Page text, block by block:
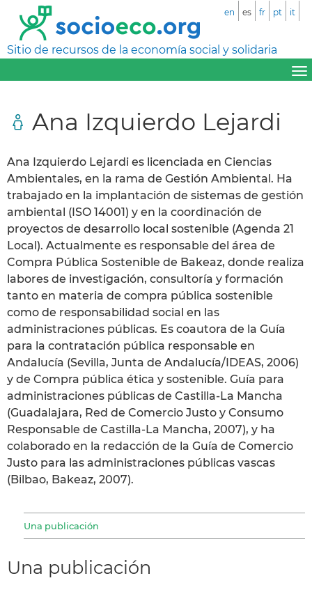
Sitio de recursos de la economía social y solidaria
en es fr pt it
Ana Izquierdo Lejardi
Ana Izquierdo Lejardi es licenciada en Ciencias
Ambientales, en la rama de Gestión Ambiental. Ha
trabajado en la implantación de sistemas de gestión
ambiental (ISO 14001) y en la coordinación de
proyectos de desarrollo local sostenible (Agenda 21
Local). Actualmente es responsable del área de
Compra Pública Sostenible de Bakeaz, donde realiza
labores de investigación, consultoría y formación
tanto en materia de compra pública sostenible
como de responsabilidad social en las
administraciones públicas. Es coautora de la Guía
para la contratación pública responsable en
Andalucía (Sevilla, Junta de Andalucía/IDEAS, 2006)
y de Compra pública ética y sostenible. Guía para
administraciones públicas de Castilla-La Mancha
(Guadalajara, Red de Comercio Justo y Consumo
Responsable de Castilla-La Mancha, 2007), y ha
colaborado en la redacción de la Guía de Comercio
Justo para las administraciones públicas vascas
(Bilbao, Bakeaz, 2007).
Una publicación
Una publicación